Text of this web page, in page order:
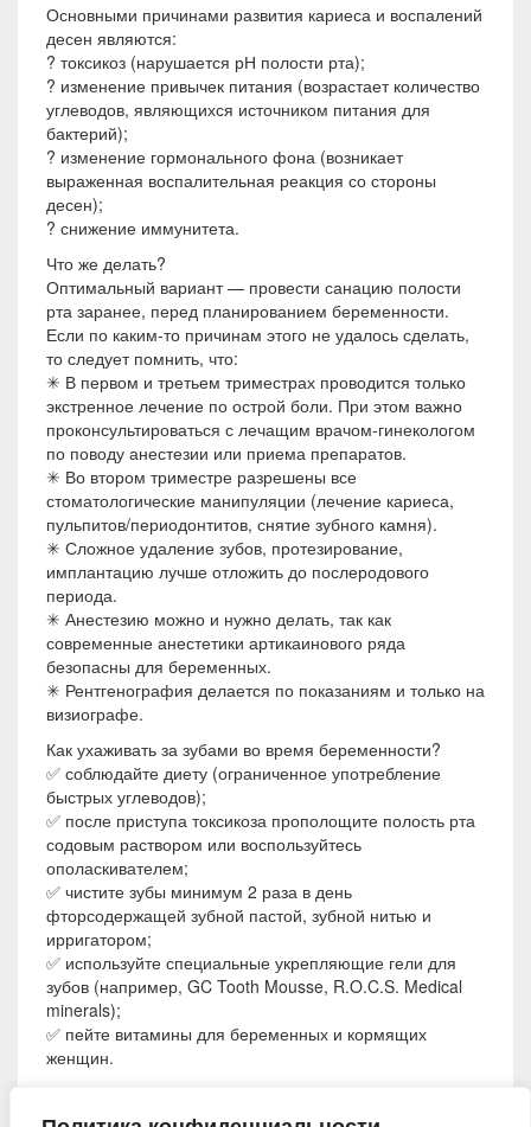
Основными причинами развития кариеса и воспалений
десен являются:
? токсикоз (нарушается рН полости рта);
? изменение привычек питания (возрастает количество
углеводов, являющихся источником питания для
бактерий);
? изменение гормонального фона (возникает
выраженная воспалительная реакция со стороны
десен);
? снижение иммунитета.
Что же делать?
Оптимальный вариант — провести санацию полости
рта заранее, перед планированием беременности.
Если по каким-то причинам этого не удалось сделать,
то следует помнить, что:
✳ В первом и третьем триместрах проводится только
экстренное лечение по острой боли. При этом важно
проконсультироваться с лечащим врачом-гинекологом
по поводу анестезии или приема препаратов.
✳ Во втором триместре разрешены все
стоматологические манипуляции (лечение кариеса,
пульпитов/периодонтитов, снятие зубного камня).
✳ Сложное удаление зубов, протезирование,
имплантацию лучше отложить до послеродового
периода.
✳ Анестезию можно и нужно делать, так как
современные анестетики артикаинового ряда
безопасны для беременных.
✳ Рентгенография делается по показаниям и только на
визиографе.
Как ухаживать за зубами во время беременности?
✅ соблюдайте диету (ограниченное употребление
быстрых углеводов);
✅ после приступа токсикоза прополощите полость рта
содовым раствором или воспользуйтесь
ополаскивателем;
✅ чистите зубы минимум 2 раза в день
фторсодержащей зубной пастой, зубной нитью и
ирригатором;
✅ используйте специальные укрепляющие гели для
зубов (например, GC Tooth Mousse, R.O.C.S. Medical
minerals);
✅ пейте витамины для беременных и кормящих
женщин.